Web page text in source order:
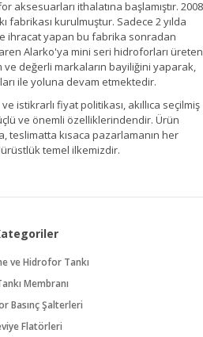
ithalatına başlamıştır. 2008
fabrikası kurulmuştur. Sadece 2 yılda
ihracat yapan bu fabrika sonradan
Alarko'ya mini seri hidroforları üreten
ve değerli markaların bayiliğini yaparak,
ile yoluna devam etmektedir.
istikrarlı fiyat politikası, akıllıca seçilmiş
ve önemli özelliklerindendir. Ürün
teslimatta kısaca pazarlamanın her
temel ilkemizdir.
ve Hidrofor Tankı
Membranı
Basınç Şalterleri
Flatörleri